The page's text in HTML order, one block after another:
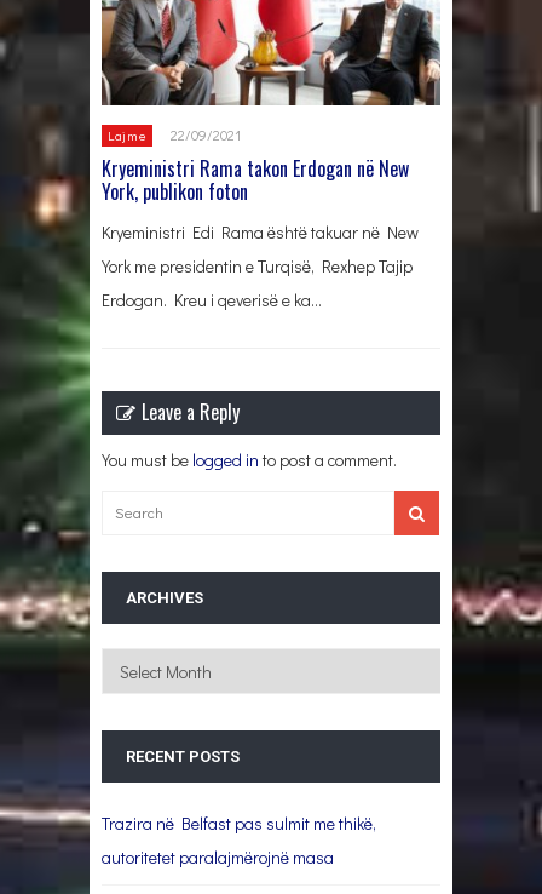
Lajme 22/09/2021
Kryeministri Rama takon Erdogan në New
York, publikon foton
Kryeministri Edi Rama është takuar në New
York me presidentin e Turqisë, Rexhep Tajip
Erdogan. Kreu i qeverisë e ka…
Leave a Reply
You must be logged in to post a comment.
ARCHIVES
Archives
RECENT POSTS
Trazira në Belfast pas sulmit me thikë,
autoritetet paralajmërojnë masa